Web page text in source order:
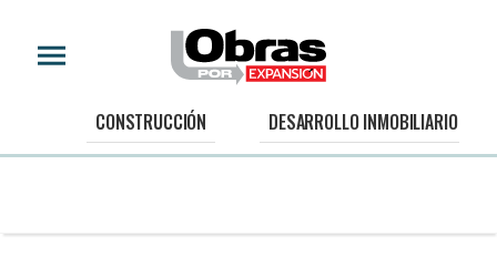
CONSTRUCCIÓN DESARROLLO INMOBILIARIO